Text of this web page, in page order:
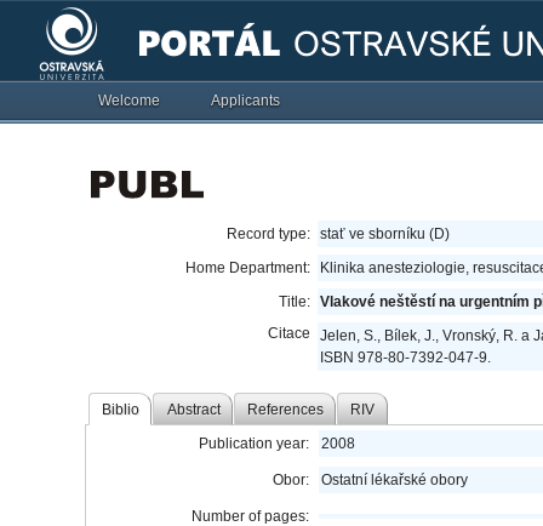
Welcome Applicants
Record type: stať ve sborníku (D)
Home Department:
Klinika anesteziologie,
Title: Vlakové neštěstí na urgentním
Citace
Jelen, S., Bílek, J., Vronský, R. a
ISBN 978-80-7392-047-9.
Biblio Abstract References RIV
Publication year: 2008
Obor: Ostatní lékařské obory
Number of pages: